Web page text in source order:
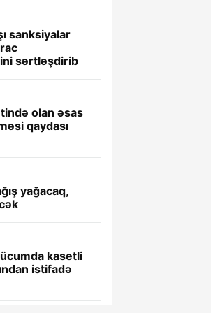
sanksiyalar
sərtləşdirib
olan əsas
qaydası
yağacaq,
kasetli
istifadə